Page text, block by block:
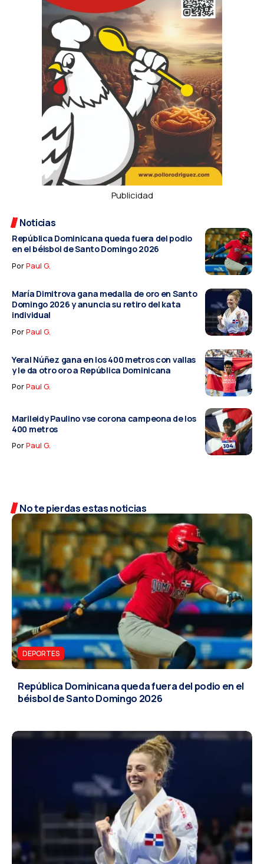
Publicidad
Noticias
República Dominicana queda fuera del podio
en el béisbol de Santo Domingo 2026
PorPaul G.
María Dimitrova gana medalla de oro en Santo
Domingo 2026 y anuncia su retiro del kata
individual
PorPaul G.
Yeral Núñez gana en los 400 metros con vallas
y le da otro oro a República Dominicana
PorPaul G.
Marileidy Paulino vse corona campeona de los
400 metros
PorPaul G.
No te pierdas estas noticias
DEPORTES
República Dominicana queda fuera del podio en el
béisbol de Santo Domingo 2026